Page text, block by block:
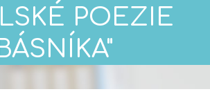
POEZIE